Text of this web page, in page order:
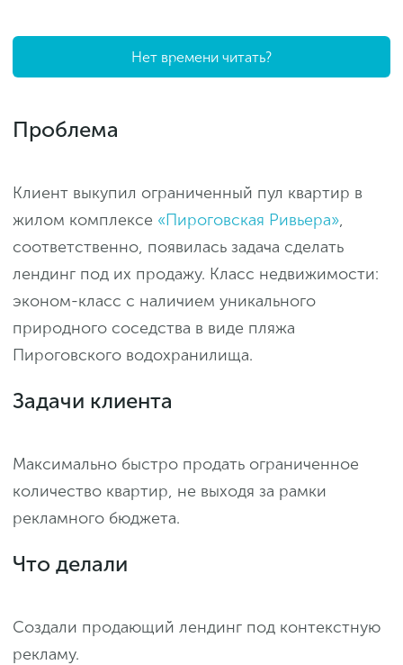
Нет времени читать?
Проблема
Клиент выкупил ограниченный пул квартир в
жилом комплексе «Пироговская Ривьера»,
соответственно, появилась задача сделать
лендинг под их продажу. Класс недвижимости:
эконом-класс с наличием уникального
природного соседства в виде пляжа
Пироговского водохранилища.
Задачи клиента
Максимально быстро продать ограниченное
количество квартир, не выходя за рамки
рекламного бюджета.
Что делали
Создали продающий лендинг под контекстную
рекламу.